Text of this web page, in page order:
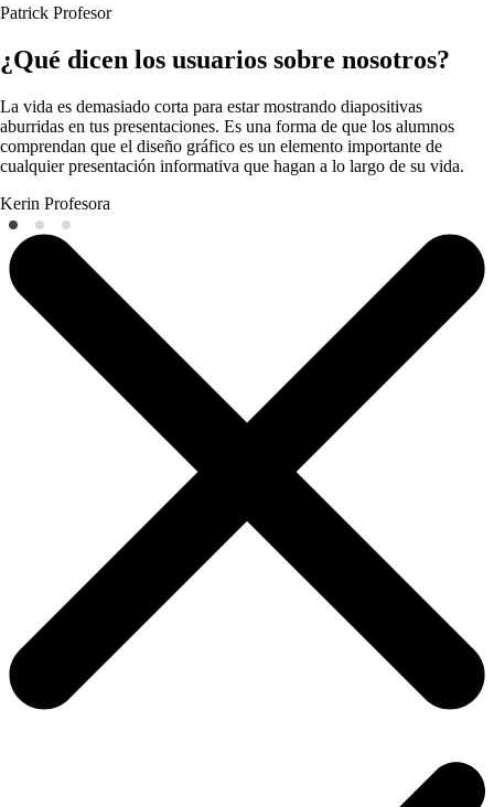
Patrick Profesor
¿Qué dicen los usuarios sobre nosotros?
La vida es demasiado corta para estar mostrando diapositivas
aburridas en tus presentaciones. Es una forma de que los alumnos
comprendan que el diseño gráfico es un elemento importante de
cualquier presentación informativa que hagan a lo largo de su vida.
Kerin Profesora